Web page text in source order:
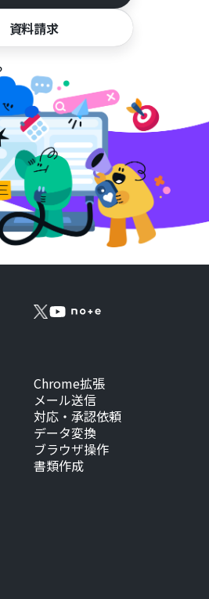
資料請求
Chrome拡張
メール送信
対応・承認依頼
データ変換
ブラウザ操作
書類作成